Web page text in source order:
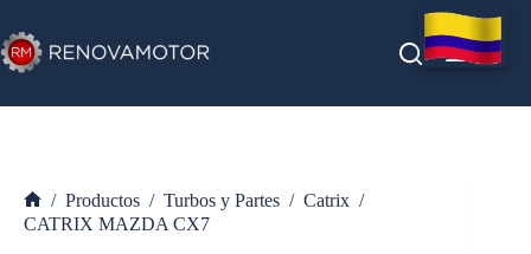
al
contenido
Inicio
/ Productos / Turbos y Partes / Catrix /
CATRIX MAZDA CX7